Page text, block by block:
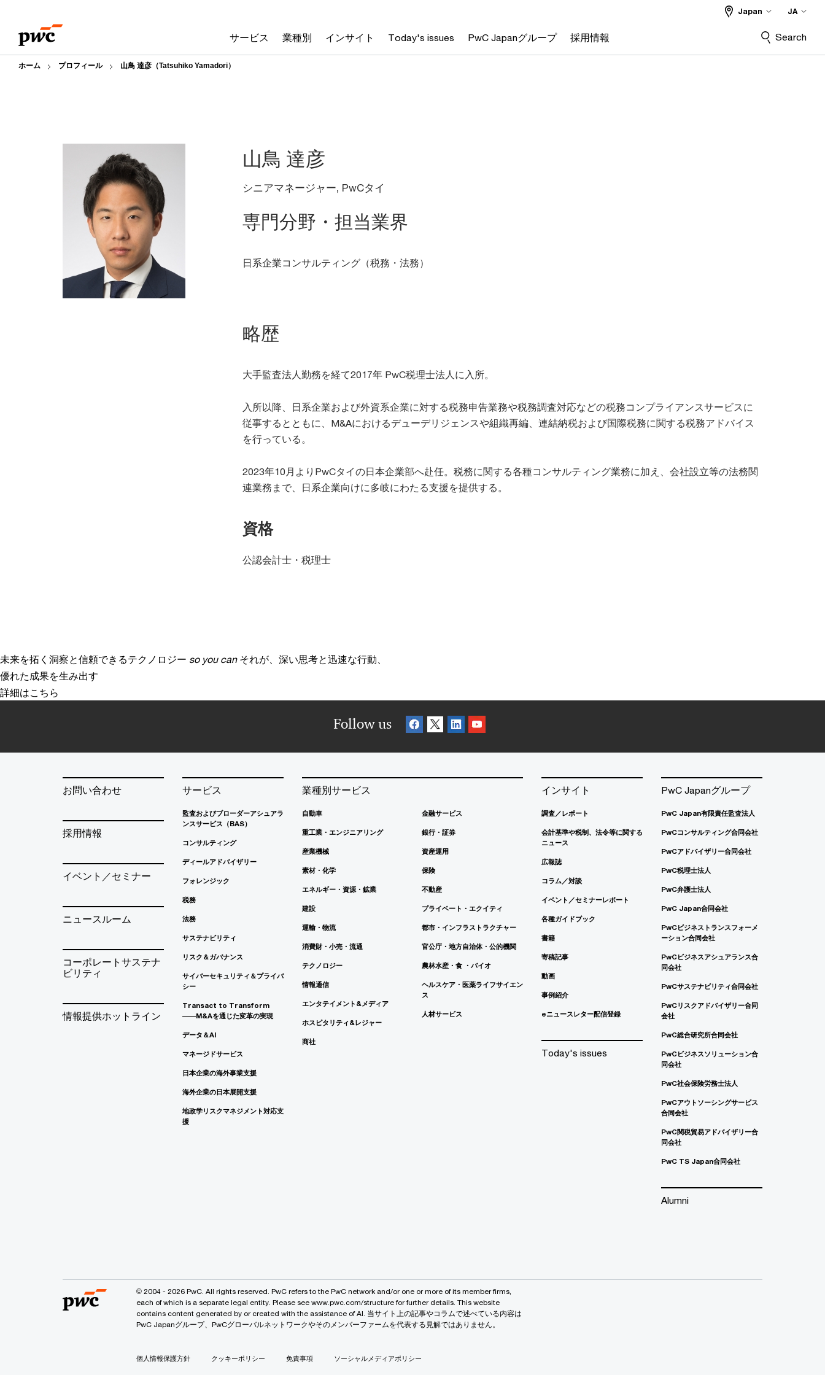
content
footer
サービス 業種別 インサイト Today's issues PwC Japanグループ 採用情報
Japan JA
Search
ホーム プロフィール 山鳥 達彦（Tatsuhiko Yamadori）
山鳥 達彦
シニアマネージャー, PwCタイ
専門分野・担当業界
日系企業コンサルティング（税務・法務）
略歴
大手監査法人勤務を経て2017年 PwC税理士法人に入所。
入所以降、日系企業および外資系企業に対する税務申告業務や税務調査対応などの税務コンプライアンスサービスに
従事するとともに、M&Aにおけるデューデリジェンスや組織再編、連結納税および国際税務に関する税務アドバイス
を行っている。
2023年10月よりPwCタイの日本企業部へ赴任。税務に関する各種コンサルティング業務に加え、会社設立等の法務関
連業務まで、日系企業向けに多岐にわたる支援を提供する。
資格
公認会計士・税理士
未来を拓く洞察と信頼できるテクノロジー so you can それが、深い思考と迅速な行動、
優れた成果を生み出す
詳細はこちら
Follow us
お問い合わせ
採用情報
イベント／セミナー
ニュースルーム
コーポレートサステナ
ビリティ
情報提供ホットライン
サービス
監査およびブローダーアシュアラ
ンスサービス（BAS）
コンサルティング
ディールアドバイザリー
フォレンジック
税務
法務
サステナビリティ
リスク＆ガバナンス
サイバーセキュリティ＆プライバ
シー
Transact to Transform
――M&Aを通じた変革の実現
データ＆AI
マネージドサービス
日本企業の海外事業支援
海外企業の日本展開支援
地政学リスクマネジメント対応支
援
業種別サービス
自動車
重工業・エンジニアリング
産業機械
素材・化学
エネルギー・資源・鉱業
建設
運輸・物流
消費財・小売・流通
テクノロジー
情報通信
エンタテイメント&メディア
ホスピタリティ&レジャー
商社
金融サービス
銀行・証券
資産運用
保険
不動産
プライベート・エクイティ
都市・インフラストラクチャー
官公庁・地方自治体・公的機関
農林水産・食 ・バイオ
ヘルスケア・医薬ライフサイエン
ス
人材サービス
インサイト
調査／レポート
会計基準や税制、法令等に関する
ニュース
広報誌
コラム／対談
イベント／セミナーレポート
各種ガイドブック
書籍
寄稿記事
動画
事例紹介
eニュースレター配信登録
Today's issues
PwC Japanグループ
PwC Japan有限責任監査法人
PwCコンサルティング合同会社
PwCアドバイザリー合同会社
PwC税理士法人
PwC弁護士法人
PwC Japan合同会社
PwCビジネストランスフォーメ
ーション合同会社
PwCビジネスアシュアランス合
同会社
PwCサステナビリティ合同会社
PwCリスクアドバイザリー合同
会社
PwC総合研究所合同会社
PwCビジネスソリューション合
同会社
PwC社会保険労務士法人
PwCアウトソーシングサービス
合同会社
PwC関税貿易アドバイザリー合
同会社
PwC TS Japan合同会社
Alumni
© 2004 - 2026 PwC. All rights reserved. PwC refers to the PwC network and/or one or more of its member firms,
each of which is a separate legal entity. Please see www.pwc.com/structure for further details. This website
contains content generated by or created with the assistance of AI. 当サイト上の記事やコラムで述べている内容は
PwC Japanグループ、PwCグローバルネットワークやそのメンバーファームを代表する見解ではありません。
個人情報保護方針 クッキーポリシー 免責事項 ソーシャルメディアポリシー